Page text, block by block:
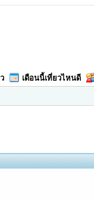
เดือนนี้เที่ยวไหนดี